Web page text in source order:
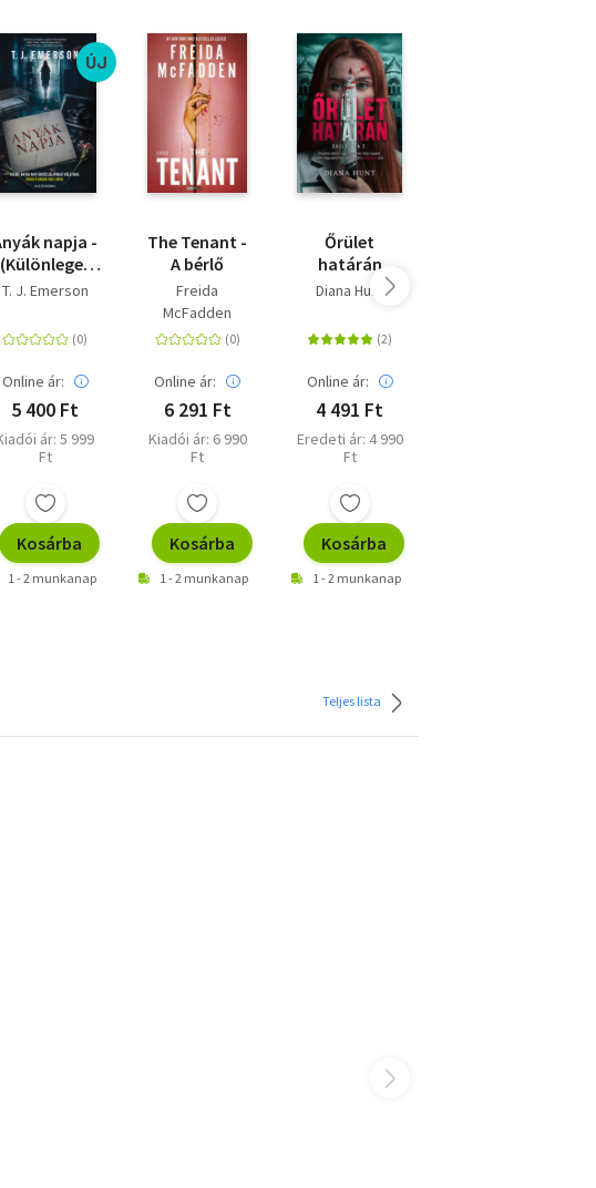
ÚJ
napja -
(Különleges
kiadás)
T. J. Emerson
Online ár:
5 400 Ft
ár: 5 999
Ft
Kosárba
1 - 2 munkanap
The Tenant -
A bérlő
Freida
McFadden
Online ár:
6 291 Ft
Kiadói ár: 6 990
Ft
Kosárba
1 - 2 munkanap
Őrület
határán
Diana Hunt
Online ár:
4 491 Ft
Eredeti ár: 4 990
Ft
Kosárba
1 - 2 munkanap
Teljes lista